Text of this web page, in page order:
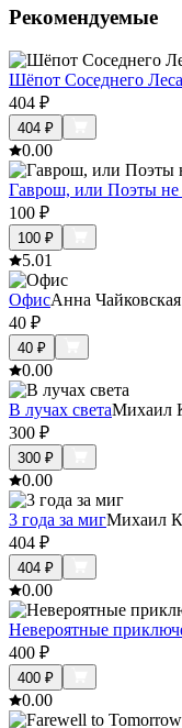
Рекомендуемые
Шёпот Соседнего Леса
404 ₽
404 ₽
0.00
Гаврош, или Поэты не
100 ₽
100 ₽
5.01
ОфисАнна Чайковская
40 ₽
40 ₽
0.00
В лучах светаМихаил
300 ₽
300 ₽
0.00
3 года за мигМихаил
404 ₽
404 ₽
0.00
Невероятные
400 ₽
400 ₽
0.00